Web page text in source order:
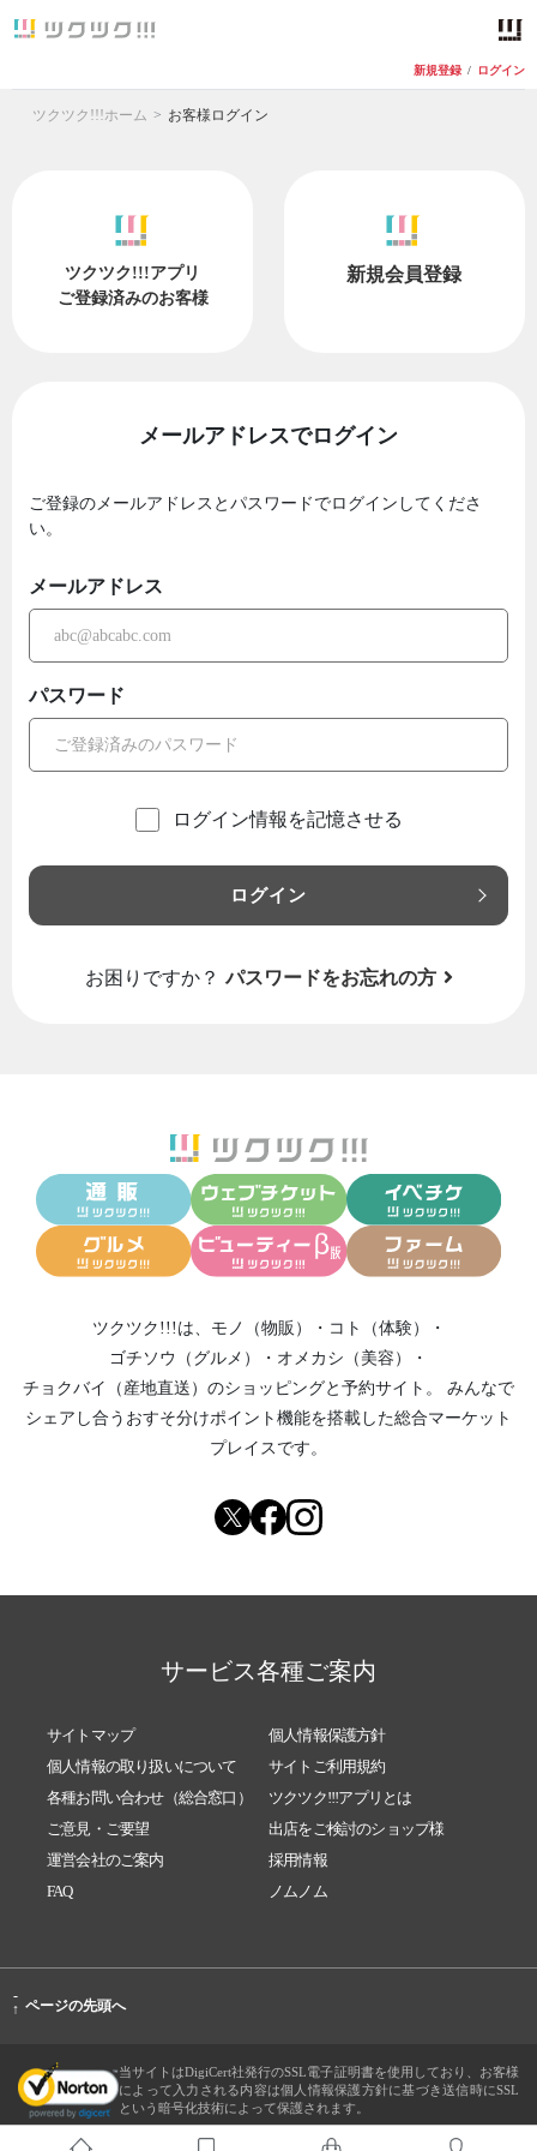
新規登録 / ログイン
ツクツク!!!ホーム お客様ログイン
ツクツク!!!アプリ
ご登録済みのお客様
新規会員登録
メールアドレスでログイン
ご登録のメールアドレスとパスワードでログインしてくださ
い。
メールアドレス
パスワード
ログイン情報を記憶させる
ログイン
お困りですか？ パスワードをお忘れの方
ツクツク!!!は、 モノ（物販） ・ コト（体験）
・
ゴチソウ（グルメ）
・ オメカシ（美容）
・
チョクバイ（産地直送） のショッピングと予約サイト。
みんなで
シェアし合う おすそ分けポイント機能を搭載した総合マーケット
プレイスです。
サービス各種ご案内
サイトマップ
個人情報保護方針
個人情報の取り扱いについて
サイトご利用規約
各種お問い合わせ（総合窓口）
ツクツク!!!アプリとは
ご意見・ご要望
出店をご検討のショップ様
運営会社のご案内
採用情報
FAQ
ノムノム
-
↑ ページの先頭へ
当サイトはDigiCert社発行のSSL電子証明書を使用しており、お客様
によって入力される内容は個人情報保護方針に基づき送信時にSSL
という暗号化技術によって保護されます。